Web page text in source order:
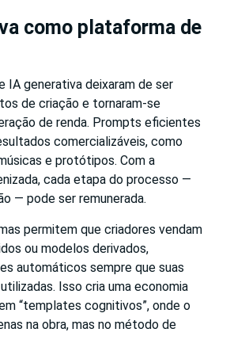
como plataforma de
IA generativa deixaram de ser
de criação e tornaram-se
de renda. Prompts eficientes
comercializáveis, como
e protótipos. Com a
cada etapa do processo —
— pode ser remunerada.
permitem que criadores vendam
ou modelos derivados,
automáticos sempre que suas
Isso cria uma economia
“templates cognitivos”, onde o
na obra, mas no método de